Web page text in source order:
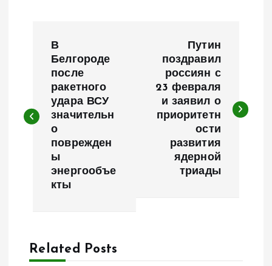
и
и
В
Белгороде
после
ракетного
удара ВСУ
значительн
о
поврежден
ы
энергообъе
кты
Путин
поздравил
россиян с
23 февраля
и заявил о
приоритетн
ости
развития
ядерной
триады
Related Posts